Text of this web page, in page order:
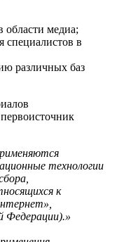
области медиа;
специалистов в
различных баз
технологии
к
Федерации).»